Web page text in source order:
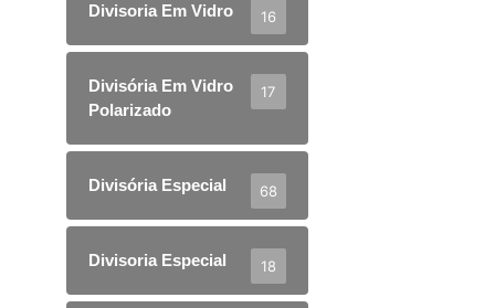
Divisoria Em Vidro 16
Divisória Em Vidro
Polarizado
17
Divisória Especial 68
Divisoria Especial 18